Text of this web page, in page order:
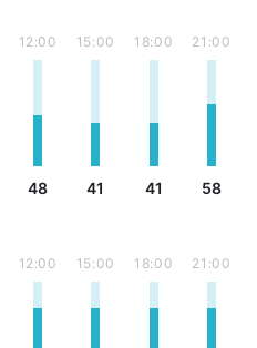
12:00
48
15:00
41
18:00
41
21:00
58
12:00 15:00 18:00 21:00